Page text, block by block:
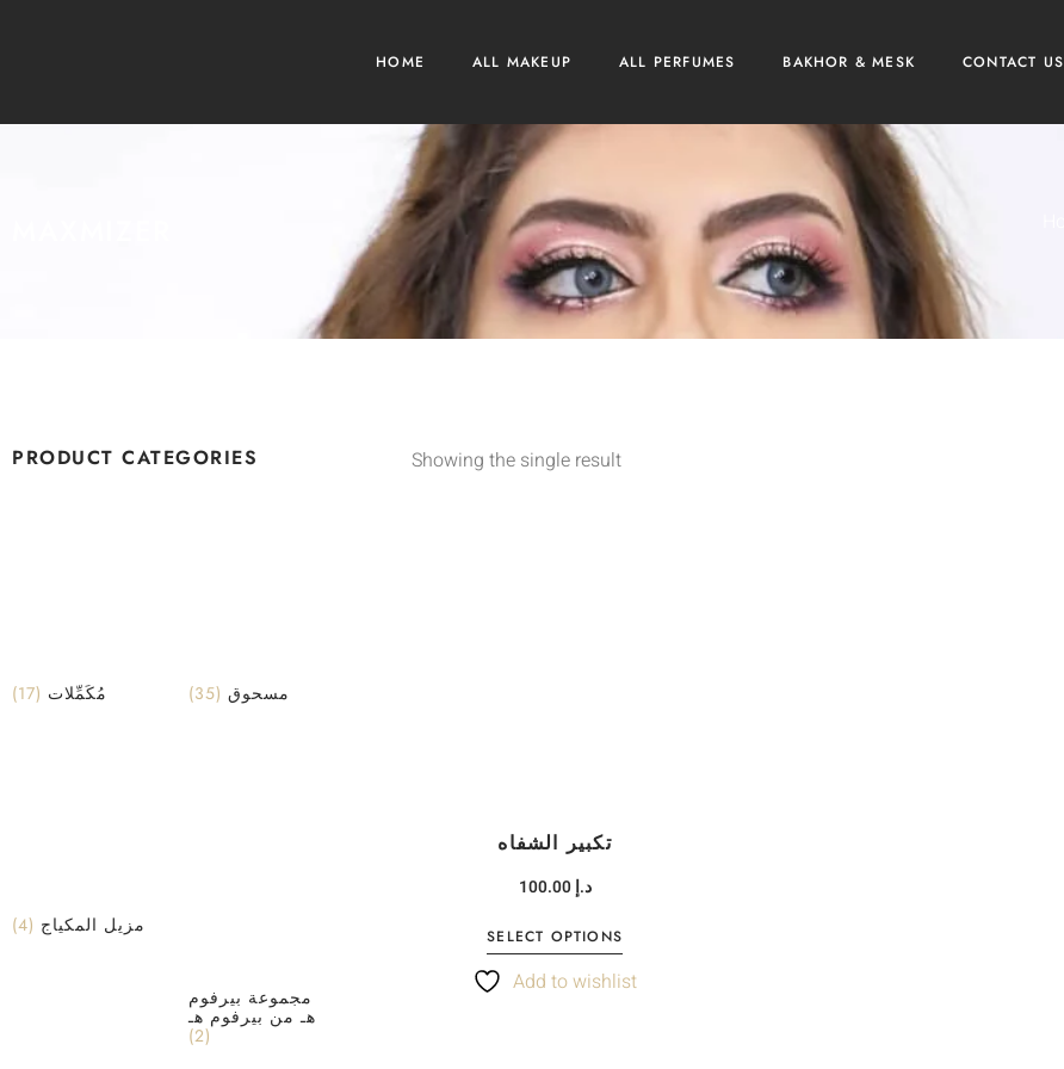
HOME ALL MAKEUP ALL PERFUMES BAKHOR & MESK CONTACT US
PRODUCT CATEGORIES
مُكَمِّلات (17) مسحوق (35)
مزيل المكياج (4)
مجموعة بيرفوم
هـ من بيرفوم هـ
(2)
Showing the single result
تكبير الشفاه
د.إ100.00
SELECT OPTIONS
Add to wishlist